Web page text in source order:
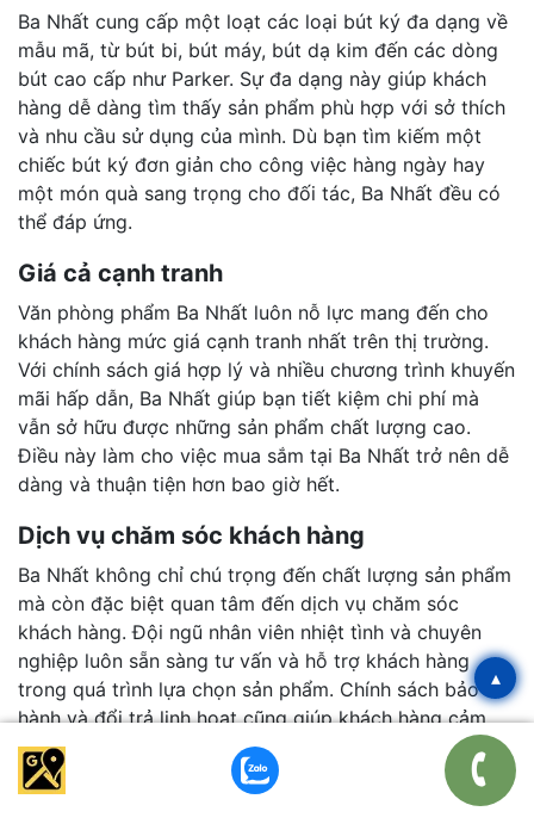
Ba Nhất cung cấp một loạt các loại bút ký đa dạng về
mẫu mã, từ bút bi, bút máy, bút dạ kim đến các dòng
bút cao cấp như Parker. Sự đa dạng này giúp khách
hàng dễ dàng tìm thấy sản phẩm phù hợp với sở thích
và nhu cầu sử dụng của mình. Dù bạn tìm kiếm một
chiếc bút ký đơn giản cho công việc hàng ngày hay
một món quà sang trọng cho đối tác, Ba Nhất đều có
thể đáp ứng.
Giá cả cạnh tranh
Văn phòng phẩm Ba Nhất luôn nỗ lực mang đến cho
khách hàng mức giá cạnh tranh nhất trên thị trường.
Với chính sách giá hợp lý và nhiều chương trình khuyến
mãi hấp dẫn, Ba Nhất giúp bạn tiết kiệm chi phí mà
vẫn sở hữu được những sản phẩm chất lượng cao.
Điều này làm cho việc mua sắm tại Ba Nhất trở nên dễ
dàng và thuận tiện hơn bao giờ hết.
Dịch vụ chăm sóc khách hàng
Ba Nhất không chỉ chú trọng đến chất lượng sản phẩm
mà còn đặc biệt quan tâm đến dịch vụ chăm sóc
khách hàng. Đội ngũ nhân viên nhiệt tình và chuyên
nghiệp luôn sẵn sàng tư vấn và hỗ trợ khách hàng
trong quá trình lựa chọn sản phẩm. Chính sách bảo
hành và đổi trả linh hoạt cũng giúp khách hàng cảm
thấy yên tâm và tin tưởng khi mua sắm tại đây.
Uy tín và kinh nghiệm
▴